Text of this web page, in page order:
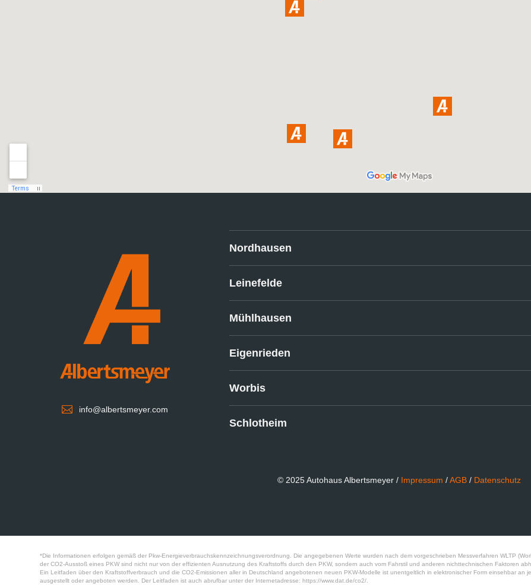
 info@albertsmeyer.com
Nordhausen
Leinefelde
Mühlhausen
Eigenrieden
Worbis
Schlotheim
© 2025 Autohaus Albertsmeyer / Impressum /AGB / Datenschutz
*Die Informationen erfolgen gemäß der Pkw-Energieverbrauchskennzeichnungsverordnung. Die angegebenen Werte wurden nach dem vorgeschrieben Messverfahren WLTP
der CO2-Ausstoß eines PKW sind nicht nur von der effizienten Ausnutzung des Kraftstoffs durch den PKW, sondern auch vom Fahrstil und anderen nichttechnischen Faktoren
Ein Leitfaden über den Kraftstoffverbrauch und die CO2-Emissionen aller in Deutschland angebotenen neuen PKW-Modelle ist unentgeltlich in elektronischer Form einsehbar an
ausgestellt oder angeboten werden. Der Leitfaden ist auch abrufbar unter der Internetadresse: https://www.dat.de/co2/.